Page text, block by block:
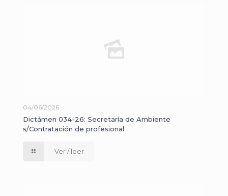
04/06/2026
Dictámen 034-26: Secretaría de Ambiente
s/Contratación de profesional
Ver / leer